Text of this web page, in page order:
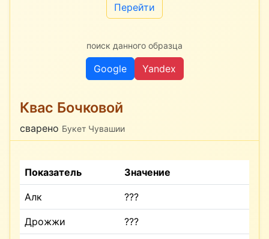
Перейти
поиск данного образца
Google Yandex
Квас Бочковой
сварено Букет Чувашии
Показатель Значение
Алк ???
Дрожжи ???